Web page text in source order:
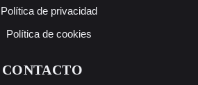
Política de privacidad
Política de cookies
CONTACTO